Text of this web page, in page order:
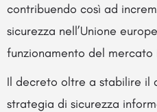
contribuendo così ad
sicurezza nell’Unione
funzionamento del mercato
Il decreto oltre a stabilire il
strategia di sicurezza